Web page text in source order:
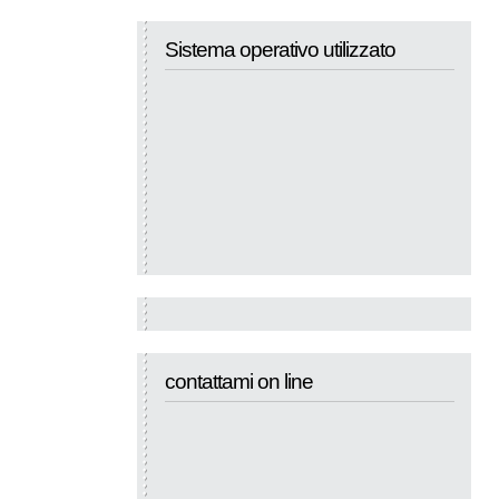
Sistema operativo utilizzato
contattami on line